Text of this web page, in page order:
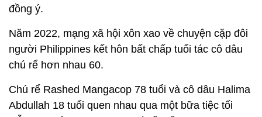
đồng ý.
Năm 2022, mạng xã hội xôn xao về chuyện cặp đôi
người Philippines kết hôn bất chấp tuổi tác cô dâu
chú rể hơn nhau 60.
Chú rể Rashed Mangacop 78 tuổi và cô dâu Halima
Abdullah 18 tuổi quen nhau qua một bữa tiệc tối